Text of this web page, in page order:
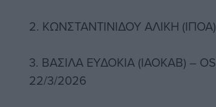
2. ΚΩΝΣΤΑΝΤΙΝΙΔΟΥ ΑΛΙΚΗ
3. ΒAΣIΛA ΕΥΔΟΚΙΑ (ΙΑΟΚΑΒ) –
22/3/2026